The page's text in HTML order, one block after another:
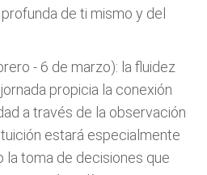
de ti mismo y del
- 6 de marzo): la fluidez
propicia la conexión
a través de la observación
estará especialmente
la toma de decisiones que